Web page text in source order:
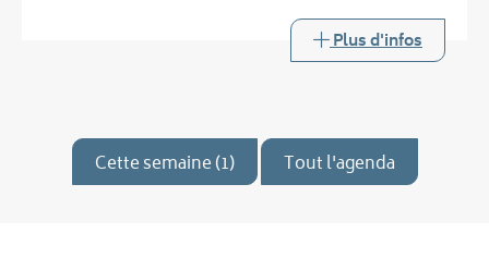
Plus d'infos
Cette semaine (1) Tout l'agenda